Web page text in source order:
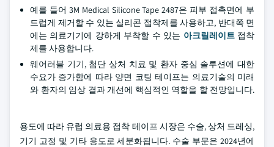
예를 들어 3M Medical Silicone Tape 2487은 피부 접촉면에 부
드럽게 제거할 수 있는 실리콘 접착제를 사용하고, 반대쪽 면
에는 의료기기에 강하게 부착할 수 있는 아크릴레이트접착
제를 사용합니다.
웨어러블 기기, 첨단 상처 치료 및 환자 중심 솔루션에 대한
수요가 증가함에 따라 양면 코팅 테이프는 의료기술의 미래
와 환자의 임상 결과 개선에 핵심적인 역할을 할 전망입니다.
용도에 따라 유럽 의료용 접착 테이프 시장은 수술, 상처 드레싱,
기기 고정 및 기타 용도로 세분화됩니다. 수술 부문은 2024년에